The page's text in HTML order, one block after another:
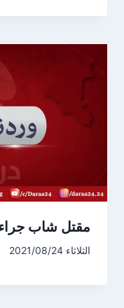
مقتل شاب
الثلاثاء 2021/08/24